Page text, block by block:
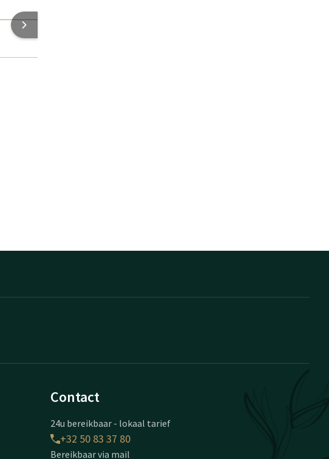
Contact
24u bereikbaar - lokaal tarief
+32 50 83 37 80
Bereikbaar via mail